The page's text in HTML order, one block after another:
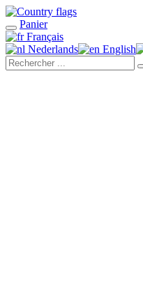
Panier
Français
Nederlands
English